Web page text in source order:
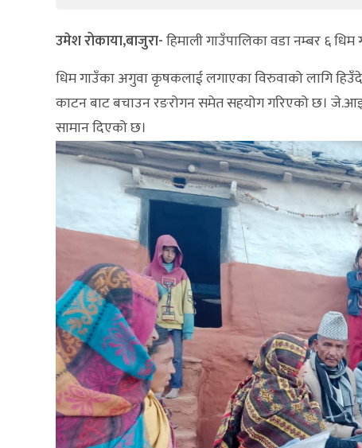
उमेश रोकाया,बाजुरा-हिमाली गाउँपालिका वडा नम्बर ६
धिम गाउँका अगुवा कृषकलाई लगाएका विरुवाको लागि
काटन बाट बचाउन रङरोगन समेत सहयोग गरिएको छ।
सामान दिएको छ।